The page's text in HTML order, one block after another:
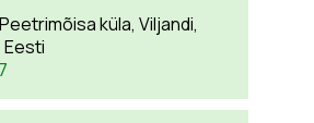
küla, Viljandi,
Eesti